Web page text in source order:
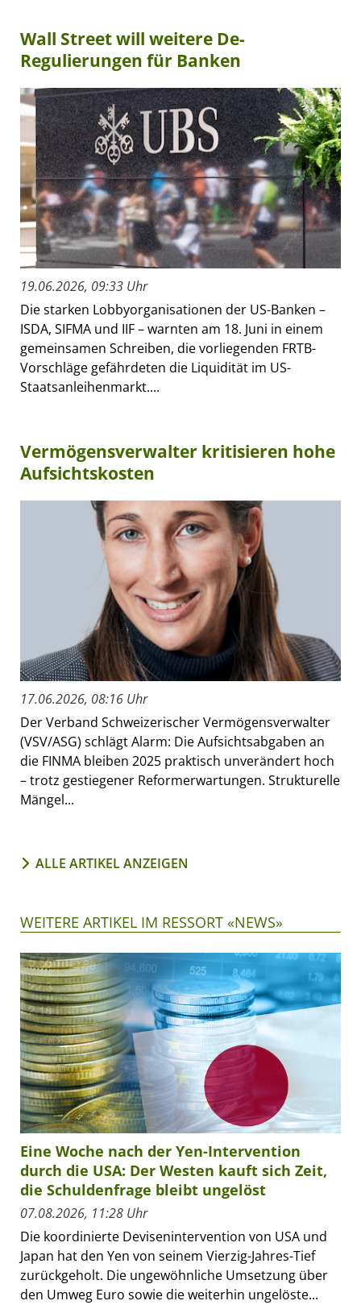
Wall Street will weitere De-
Regulierungen für Banken
19.06.2026, 09:33 Uhr
Die starken Lobbyorganisationen der US-Banken –
ISDA, SIFMA und IIF – warnten am 18. Juni in einem
gemeinsamen Schreiben, die vorliegenden FRTB-
Vorschläge gefährdeten die Liquidität im US-
Staatsanleihenmarkt....
Vermögensverwalter kritisieren hohe
Aufsichtskosten
17.06.2026, 08:16 Uhr
Der Verband Schweizerischer Vermögensverwalter
(VSV/ASG) schlägt Alarm: Die Aufsichtsabgaben an
die FINMA bleiben 2025 praktisch unverändert hoch
– trotz gestiegener Reformerwartungen. Strukturelle
Mängel...
ALLE ARTIKEL ANZEIGEN
WEITERE ARTIKEL IM RESSORT «NEWS»
Eine Woche nach der Yen-Intervention
durch die USA: Der Westen kauft sich Zeit,
die Schuldenfrage bleibt ungelöst
07.08.2026, 11:28 Uhr
Die koordinierte Devisenintervention von USA und
Japan hat den Yen von seinem Vierzig-Jahres-Tief
zurückgeholt. Die ungewöhnliche Umsetzung über
den Umweg Euro sowie die weiterhin ungelöste...